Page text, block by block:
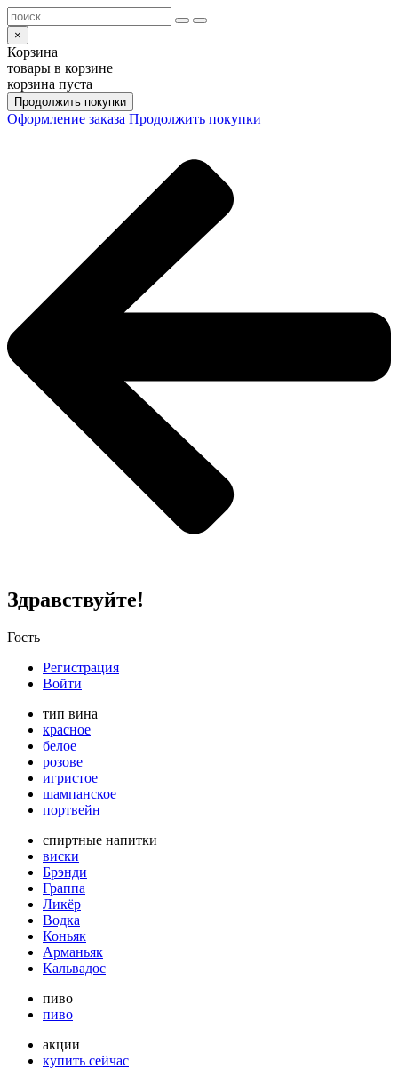
×
Корзина
товары в корзине
корзина пуста
Продолжить покупки
Оформление заказа Продолжить покупки
Здравствуйте!
Гость
Регистрация
Войти
тип вина
красное
белое
розове
игристое
шампанское
портвейн
спиртные напитки
виски
Брэнди
Граппа
Ликёр
Водка
Коньяк
Арманьяк
Кальвадос
пиво
пиво
акции
купить сейчас